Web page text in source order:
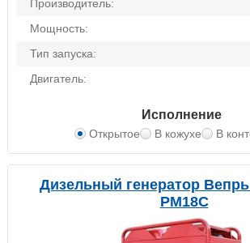
Производитель:
Мощность:
Тип запуска:
Двигатель:
Исполнение
Открытое В кожухе В
Дизельный генератор
PM18C